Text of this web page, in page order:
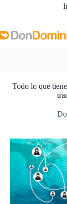
Todo lo que